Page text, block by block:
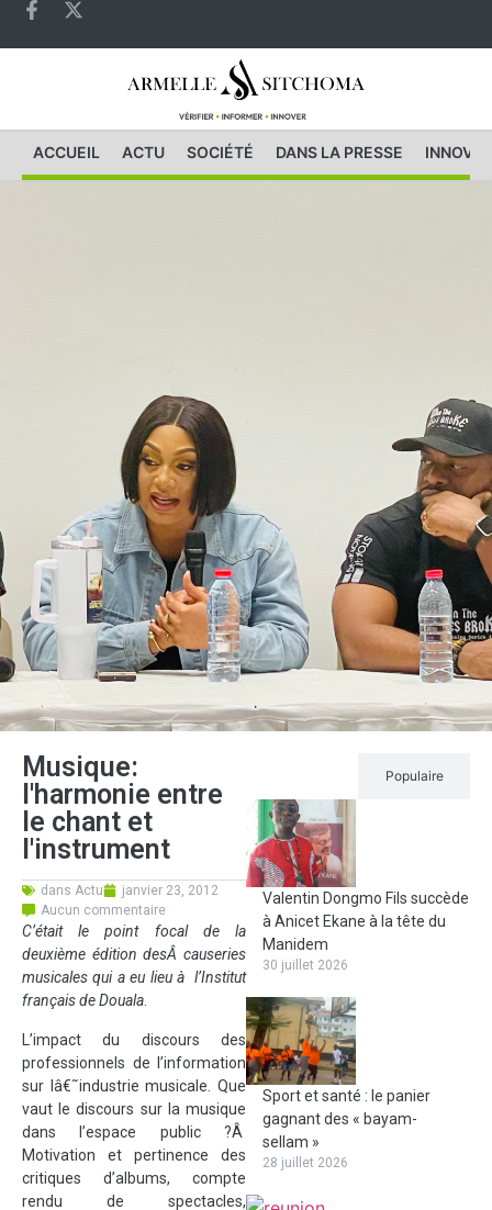
ACCUEIL ACTU SOCIÉTÉ DANS LA PRESSE
Musique:
l'harmonie entre
le chant et
l'instrument
dans Actu
janvier 23, 2012
Aucun commentaire
C’était le point focal de la
deuxième édition desÂ causeries
musicales qui a eu lieu à l’Institut
français de Douala.
L’impact du discours des
professionnels de l’information
sur lâ€˜industrie musicale. Que
vaut le discours sur la musique
dans l’espace public ?Â
Motivation et pertinence des
critiques d’albums, compte
rendu de spectacles,
Populaire
Valentin Dongmo Fils succède
à Anicet Ekane à la tête du
Manidem
30 juillet 2026
Sport et santé : le panier
gagnant des « bayam-
sellam »
28 juillet 2026